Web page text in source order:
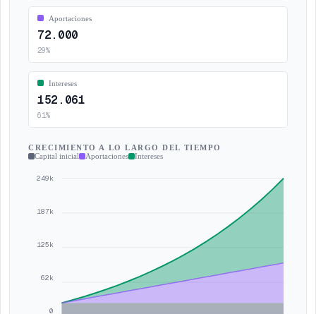
Aportaciones
72.000
29%
Intereses
152.061
61%
CRECIMIENTO A LO LARGO DEL TIEMPO
Capital inicial
Aportaciones Intereses
249k
187k
125k
62k
0